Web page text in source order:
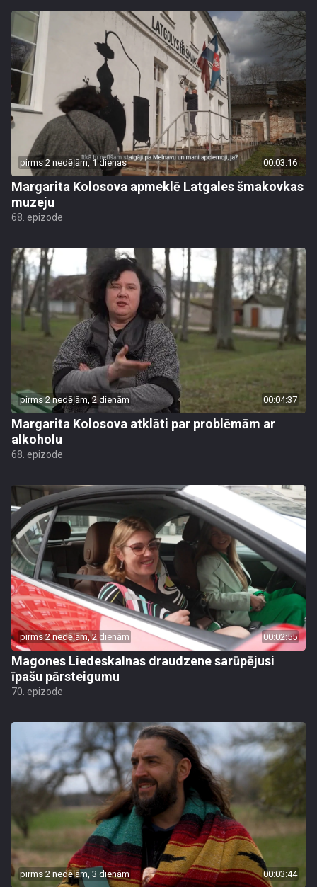
pirms 2 nedēļām, 1 dienas 00:03:16
Margarita Kolosova apmeklē Latgales šmakovkas
muzeju
68. epizode
pirms 2 nedēļām, 2 dienām 00:04:37
Margarita Kolosova atklāti par problēmām ar
alkoholu
68. epizode
pirms 2 nedēļām, 2 dienām 00:02:55
Magones Liedeskalnas draudzene sarūpējusi
īpašu pārsteigumu
70. epizode
pirms 2 nedēļām, 3 dienām 00:03:44